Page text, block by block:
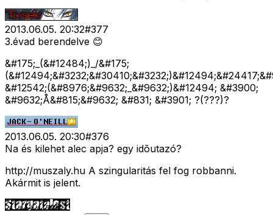
2013.06.05. 20:32#377
3.évad berendelve 😊
&#175;_(&#12484;)_/&#175;
&#12542;(&#8976;&#9632;_&#9632;)&#12494; &#3900;
&#9632;Å&#815;&#9632; &#831; &#3901; ?(???)?
2013.06.05. 20:30#376
Na és kilehet alec apja? egy idõutazó?
http://muszaly.hu A szingularitás fel fog robbanni.
Akármit is jelent.